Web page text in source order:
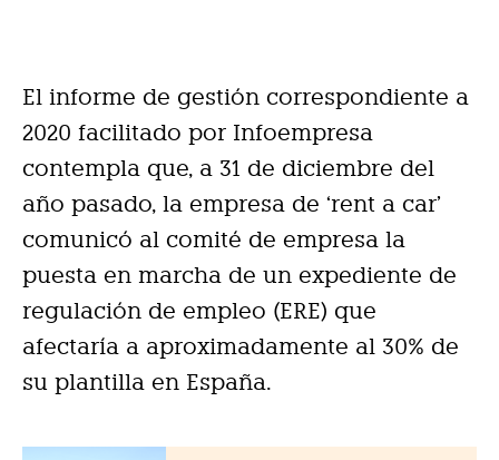
El informe de gestión correspondiente a
2020 facilitado por Infoempresa
contempla que, a 31 de diciembre del
año pasado, la empresa de ‘rent a car’
comunicó al comité de empresa la
puesta en marcha de un expediente de
regulación de empleo (ERE) que
afectaría a aproximadamente al 30% de
su plantilla en España.